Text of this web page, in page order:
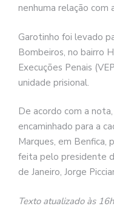
nenhuma relação com
Garotinho foi levado
Bombeiros, no bairro
Execuções Penais
unidade prisional.
De acordo com a
encaminhado para a
Marques, em Benfica,
feita pelo presidente
de Janeiro, Jorge
Texto atualizado às